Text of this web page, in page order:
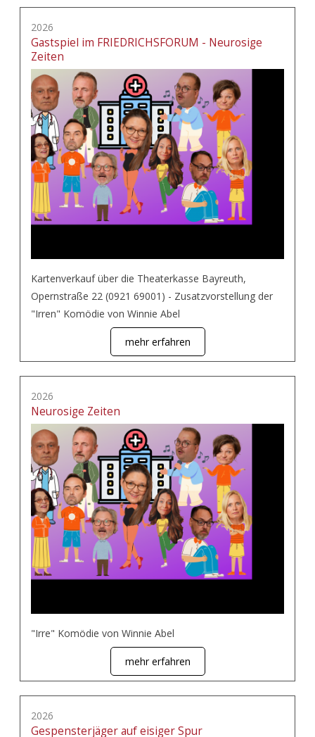
2026
Gastspiel im FRIEDRICHSFORUM - Neurosige
Zeiten
Kartenverkauf über die Theaterkasse Bayreuth,
Opernstraße 22 (0921 69001) - Zusatzvorstellung der
"Irren" Komödie von Winnie Abel
mehr erfahren
2026
Neurosige Zeiten
"Irre" Komödie von Winnie Abel
mehr erfahren
2026
Gespensterjäger auf eisiger Spur